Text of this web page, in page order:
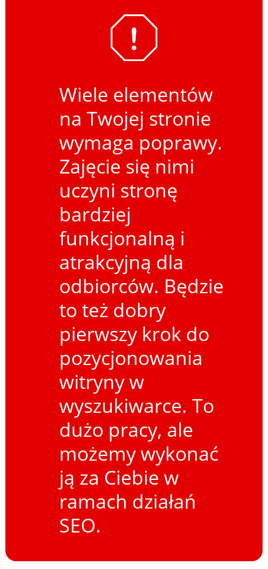
Wiele elementów
na Twojej stronie
wymaga poprawy.
Zajęcie się nimi
uczyni stronę
bardziej
funkcjonalną i
atrakcyjną dla
odbiorców. Będzie
to też dobry
pierwszy krok do
pozycjonowania
witryny w
wyszukiwarce. To
dużo pracy, ale
możemy wykonać
ją za Ciebie w
ramach działań
SEO.